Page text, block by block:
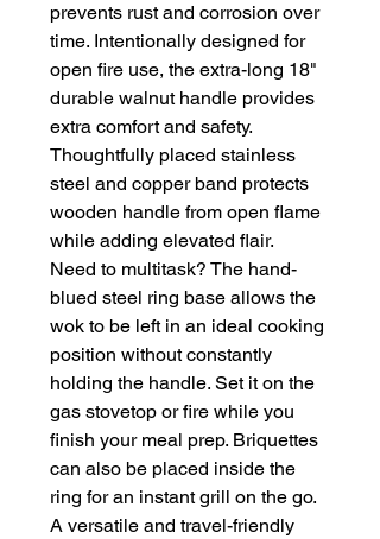
prevents rust and corrosion over
time. Intentionally designed for
open fire use, the extra-long 18"
durable walnut handle provides
extra comfort and safety.
Thoughtfully placed stainless
steel and copper band protects
wooden handle from open flame
while adding elevated flair.
Need to multitask? The hand-
blued steel ring base allows the
wok to be left in an ideal cooking
position without constantly
holding the handle. Set it on the
gas stovetop or fire while you
finish your meal prep. Briquettes
can also be placed inside the
ring for an instant grill on the go.
A versatile and travel-friendly